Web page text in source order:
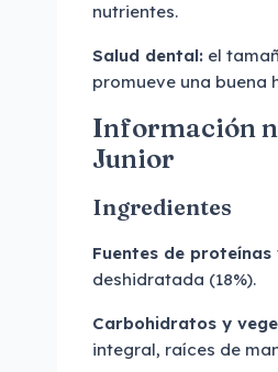
nutrientes.
Salud dental: el
promueve una buena
Información
Junior
Ingredientes
Fuentes de proteínas
deshidratada (18%).
Carbohidratos y
integral, raíces de